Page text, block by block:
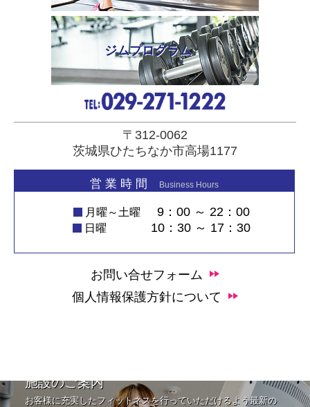
ジムプログラム
〒312-0062
茨城県ひたちなか市高場1177
営 業 時 間 Business Hours
月曜～土曜 9：00 ～ 22：00
日曜 10：30 ～ 17：30
お問い合せフォーム
個人情報保護方針について
施設のご案内
お客様に充実したフィットネスを行っていただけるよう最新の